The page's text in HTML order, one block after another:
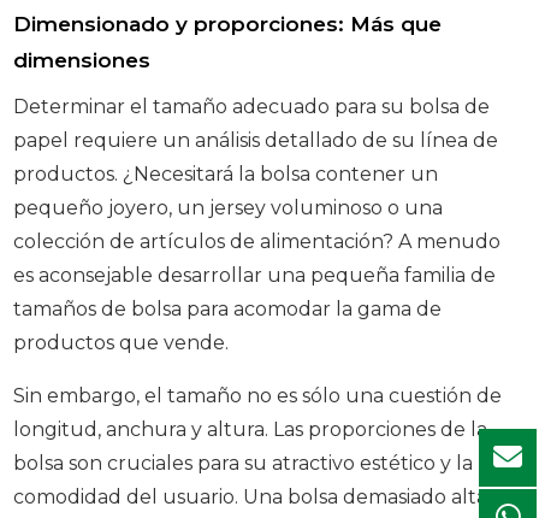
Dimensionado y proporciones: Más que
dimensiones
Determinar el tamaño adecuado para su bolsa de
papel requiere un análisis detallado de su línea de
productos. ¿Necesitará la bolsa contener un
pequeño joyero, un jersey voluminoso o una
colección de artículos de alimentación? A menudo
es aconsejable desarrollar una pequeña familia de
tamaños de bolsa para acomodar la gama de
productos que vende.
Sin embargo, el tamaño no es sólo una cuestión de
longitud, anchura y altura. Las proporciones de la
bolsa son cruciales para su atractivo estético y la
comodidad del usuario. Una bolsa demasiado alta y